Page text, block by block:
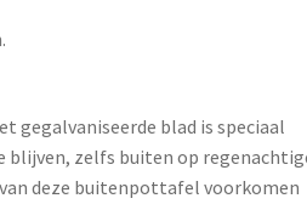
gegalvaniseerde blad is speciaal
zelfs buiten op
deze buitenpottafel voorkomen